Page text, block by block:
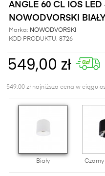
ANGLE 60 CL IOS
NOWODVORSKI BIAŁY
Marka: NOWODVORSKI
KOD PRODUKTU: 8726
549,00 zł
549,00 zł najniższa cena w ciągu
Biały